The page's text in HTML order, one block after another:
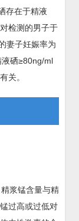
存在于精液
检测的男子于
妻子妊娠率为
硒≥80ng/ml
关。
浆锰含量与精
过高或过低对